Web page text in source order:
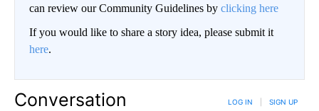
can review our Community Guidelines by clicking here
If you would like to share a story idea, please submit it
here.
Conversation LOG IN SIGN UP